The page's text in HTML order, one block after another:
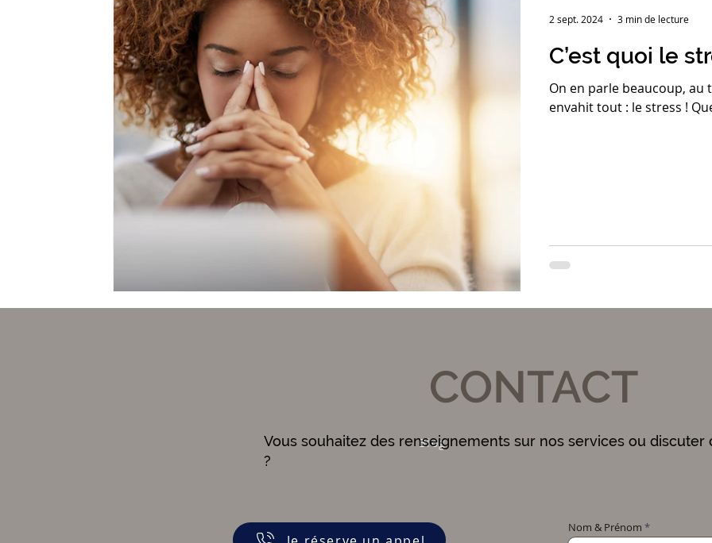
C’est quoi le
On en parle beaucoup,
envahit tout : le stress !
2 sept. 2024 3 min de lecture
CONTACT
Blog
Vous souhaitez des renseignements sur nos services ou discuter
?
Nom & Prénom